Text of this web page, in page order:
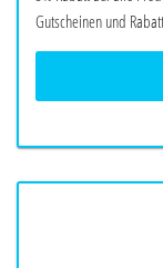
Gutscheinen und